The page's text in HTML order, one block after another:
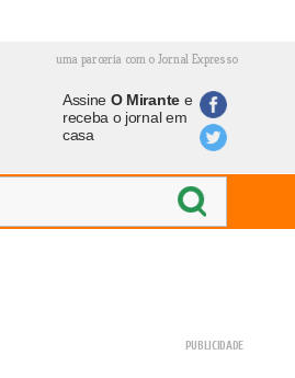
uma parceria com o Jornal Expresso
Assine O Mirantee
receba o jornal em
casa